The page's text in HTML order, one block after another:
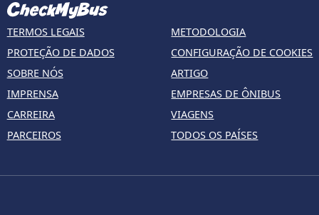
TERMOS LEGAIS
PROTEÇÃO DE DADOS
SOBRE NÓS
IMPRENSA
CARREIRA
PARCEIROS
METODOLOGIA
CONFIGURAÇÃO DE COOKIES
ARTIGO
EMPRESAS DE ÔNIBUS
VIAGENS
TODOS OS PAÍSES